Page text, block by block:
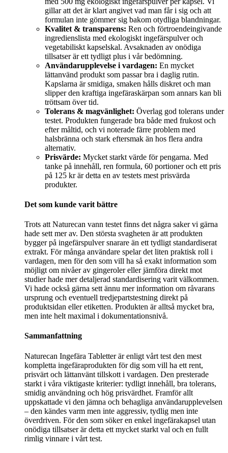
gillar att det är klart angivet vad man får i sig och att
formulan inte gömmer sig bakom otydliga blandningar.
Kvalitet & transparens: Ren och förtroendeingivande
ingredienslista med ekologiskt ingefärspulver och
vegetabiliskt kapselskal. Avsaknaden av onödiga
tillsatser är ett tydligt plus i vår bedömning.
Användarupplevelse i vardagen: En mycket
lättanvänd produkt som passar bra i daglig rutin.
Kapslarna är smidiga, smaken hålls diskret och man
slipper den kraftiga ingefäraskärpan som annars kan bli
tröttsam över tid.
Tolerans & magvänlighet: Överlag god tolerans under
testet. Produkten fungerade bra både med frukost och
efter måltid, och vi noterade färre problem med
halsbränna och stark eftersmak än hos flera andra
alternativ.
Prisvärde: Mycket starkt värde för pengarna. Med
tanke på innehåll, ren formula, 60 portioner och ett pris
på 125 kr är detta en av testets mest prisvärda
produkter.
Det som kunde varit bättre
Trots att Naturecan vann testet finns det några saker vi gärna
hade sett mer av. Den största svagheten är att produkten
bygger på ingefärspulver snarare än ett tydligt standardiserat
extrakt. För många användare spelar det liten praktisk roll i
vardagen, men för den som vill ha så exakt information som
möjligt om nivåer av gingeroler eller jämföra direkt mot
studier hade mer detaljerad standardisering varit välkommen.
Vi hade också gärna sett ännu mer information om råvarans
ursprung och eventuell tredjepartstestning direkt på
produktsidan eller etiketten. Produkten är alltså mycket bra,
men inte helt maximal i dokumentationsnivå.
Sammanfattning
Naturecan Ingefära Tabletter är enligt vårt test den mest
kompletta ingefäraprodukten för dig som vill ha ett rent,
prisvärt och lättanvänt tillskott i vardagen. Den presterade
starkt i våra viktigaste kriterier: tydligt innehåll, bra tolerans,
smidig användning och hög prisvärdhet. Framför allt
uppskattade vi den jämna och behagliga användarupplevelsen
– den kändes varm men inte aggressiv, tydlig men inte
överdriven. För den som söker en enkel ingefärakapsel utan
onödiga tillsatser är detta ett mycket starkt val och en fullt
rimlig vinnare i vårt test.